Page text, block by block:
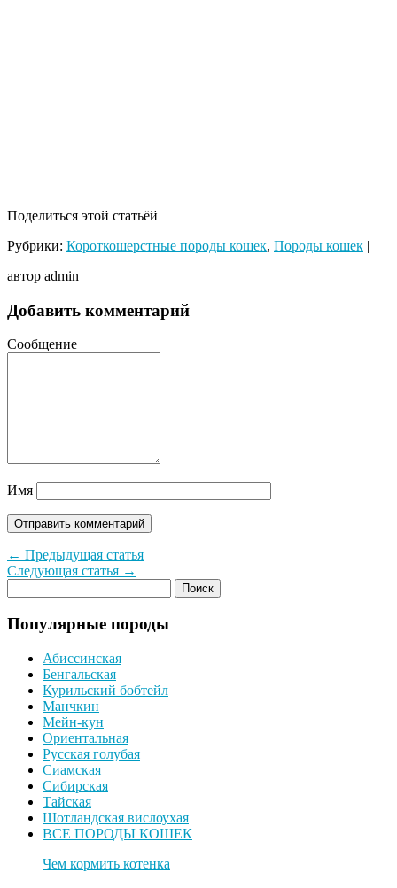
Поделиться этой статьёй
Рубрики: Короткошерстные породы кошек, Породы кошек |
автор admin
Добавить комментарий
Сообщение
Имя
← Предыдущая статья
Следующая статья →
Популярные породы
Абиссинская
Бенгальская
Курильский бобтейл
Манчкин
Мейн-кун
Ориентальная
Русская голубая
Сиамская
Сибирская
Тайская
Шотландская вислоухая
ВСЕ ПОРОДЫ КОШЕК
Чем кормить котенка